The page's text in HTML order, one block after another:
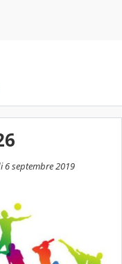
6 septembre 2019